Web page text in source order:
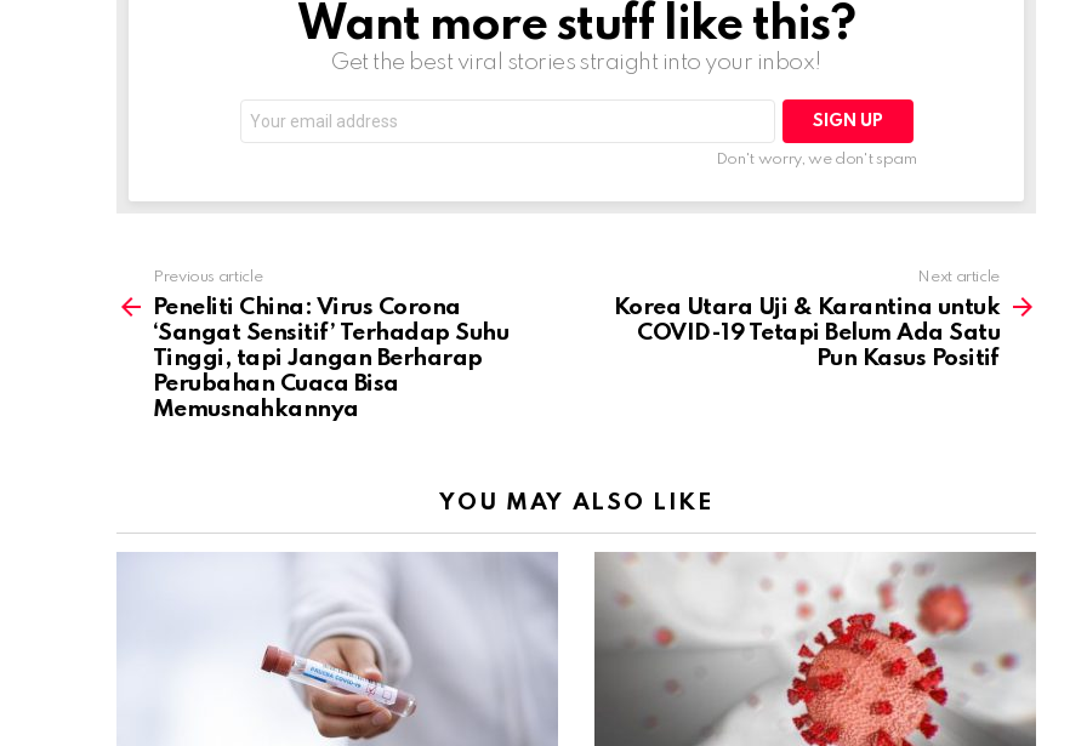
NEWSLETTERWant more stuff like this?
Get the best viral stories straight into your inbox!
address:
Don't worry, we don't spam
more
Previous article
Peneliti China: Virus Corona
‘Sangat Sensitif’ Terhadap Suhu
Tinggi, tapi Jangan Berharap
Perubahan Cuaca Bisa
Memusnahkannya
Next article
Korea Utara Uji & Karantina untuk
COVID-19 Tetapi Belum Ada Satu
Pun Kasus Positif
YOU MAY ALSO LIKE